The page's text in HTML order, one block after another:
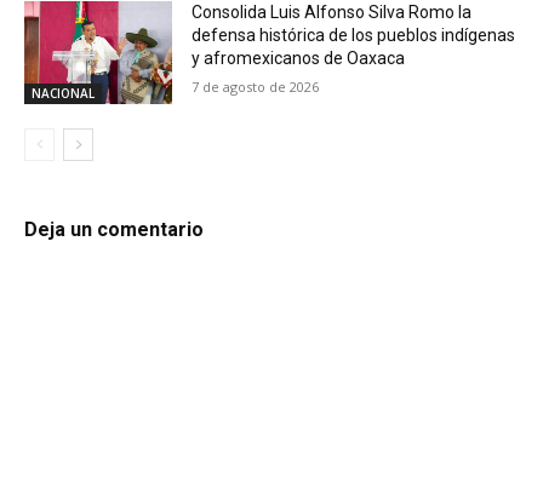
NACIONAL
Consolida Luis Alfonso Silva Romo la
defensa histórica de los pueblos indígenas
y afromexicanos de Oaxaca
7 de agosto de 2026
Deja un comentario